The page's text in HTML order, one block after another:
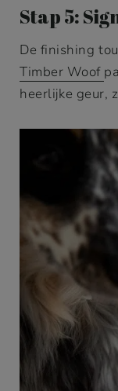
Stap 5:
De finishing
Timber Woof
heerlijke geur,